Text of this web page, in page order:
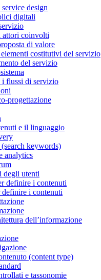
design
digitali
attori coinvolti
di valore
costitutivi del servizio
del servizio
i flussi di servizio
progettazione
e il linguaggio
keywords)
analytics
degli utenti
definire i contenuti
definire i contenuti
dell’informazione
(content type)
e tassonomie